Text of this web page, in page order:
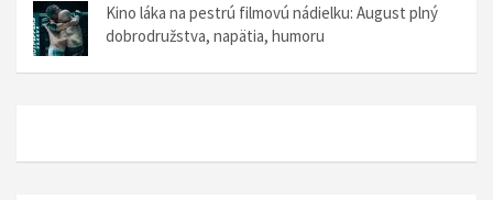
Kino láka na pestrú filmovú nádielku: August plný
dobrodružstva, napätia, humoru